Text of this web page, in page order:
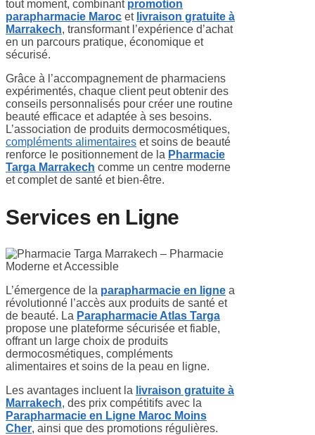
tout moment, combinant promotion
parapharmacie Maroc et livraison gratuite à
Marrakech, transformant l’expérience d’achat
en un parcours pratique, économique et
sécurisé.
Grâce à l’accompagnement de pharmaciens
expérimentés, chaque client peut obtenir des
conseils personnalisés pour créer une routine
beauté efficace et adaptée à ses besoins.
L’association de produits dermocosmétiques,
compléments alimentaires et soins de beauté
renforce le positionnement de la Pharmacie
Targa Marrakech comme un centre moderne
et complet de santé et bien-être.
Services en Ligne
L’émergence de la parapharmacie en ligne a
révolutionné l’accès aux produits de santé et
de beauté. La Parapharmacie Atlas Targa
propose une plateforme sécurisée et fiable,
offrant un large choix de produits
dermocosmétiques, compléments
alimentaires et soins de la peau en ligne.
Les avantages incluent la livraison gratuite à
Marrakech, des prix compétitifs avec la
Parapharmacie en Ligne Maroc Moins
Cher, ainsi que des promotions régulières.